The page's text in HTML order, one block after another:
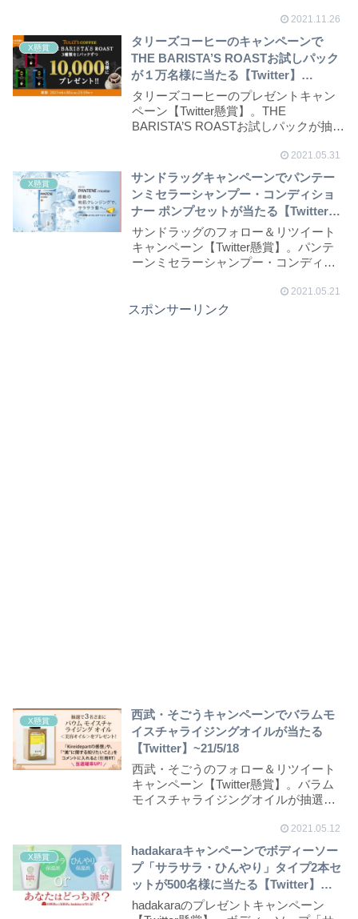
2021.11.26
X懸賞
タリーズコーヒーのキャンペーンで
THE BARISTA’S ROASTお試しパック
が１万名様に当たる【Twitter】
~21/6/30
タリーズコーヒーのプレゼントキャン
ペーン【Twitter懸賞】。THE
BARISTA’S ROASTお試しパックが抽
2021.05.31
X懸賞
サンドラッグキャンペーンでパンテー
ンミセラーシャンプー・コンディショ
ナー ポンプセットが当たる【Twitter】
~21/5/25
サンドラッグのフォロー＆リツイート
キャンペーン【Twitter懸賞】。パンテ
ーンミセラーシャンプー・コンディシ
2021.05.21
スポンサーリンク
X懸賞
西武・そごうキャンペーンでバラムモ
イスチャライジングオイルが当たる
【Twitter】~21/5/18
西武・そごうのフォロー＆リツイート
キャンペーン【Twitter懸賞】。バラム
モイスチャライジングオイルが抽選で3
2021.05.12
X懸賞
hadakaraキャンペーンでボディーソー
プ「サラサラ・ひんやり」タイプ2本セ
ットが500名様に当たる【Twitter】
~21/5/14
hadakaraのプレゼントキャンペーン